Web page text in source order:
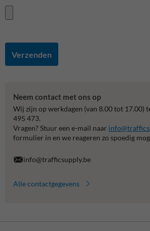
Verzenden
Neem contact met ons op
Wij zijn op werkdagen (van 8.00 tot 17.00)
495 473.
Vragen? Stuur een e-mail naar
formulier in en we reageren zo spoedig
info@trafficsupply.be
Alle contactgegevens